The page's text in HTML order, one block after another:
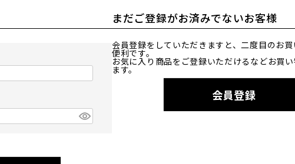
まだご登録がお済みでないお客様
会員登録をしていただきますと、二度目のお買
便利です。
お気に入り商品をご登録いただけるなどお買
ます。
会員登録